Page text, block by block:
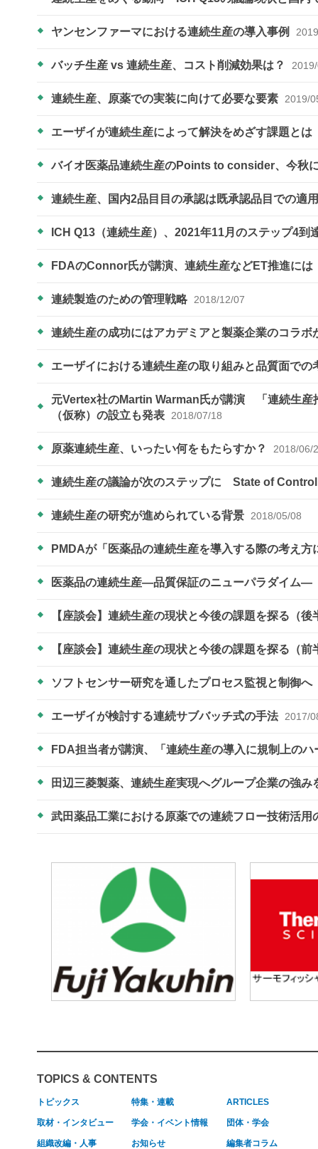
ヤンセンファーマにおける連続生産の導入事例
バッチ生産 vs 連続生産、コスト削減効果は？
連続生産、原薬での実装に向けて必要な要素 2019/
エーザイが連続生産によって解決をめざす課題とは
バイオ医薬品連続生産のPoints to consider、今秋
連続生産、国内2品目目の承認は既承認品目での適
ICH Q13（連続生産）、2021年11月のステップ4到
FDAのConnor氏が講演、連続生産などET推進に
連続製造のための管理戦略 2018/12/07
連続生産の成功にはアカデミアと製薬企業のコラ
エーザイにおける連続生産の取り組みと品質面での
元Vertex社のMartin Warman氏が講演 「連続生産
（仮称）の設立も発表
2018/07/18
原薬連続生産、いったい何をもたらすか？ 2018/06/
連続生産の議論が次のステップに State of
連続生産の研究が進められている背景 2018/05/08
PMDAが「医薬品の連続生産を導入する際の考え
医薬品の連続生産―品質保証のニューパラダイム―
【座談会】連続生産の現状と今後の課題を探る（後
【座談会】連続生産の現状と今後の課題を探る（前
ソフトセンサー研究を通したプロセス監視と制御へ
エーザイが検討する連続サブバッチ式の手法 2017/
FDA担当者が講演、「連続生産の導入に規制上の
田辺三菱製薬、連続生産実現へグループ企業の強
武田薬品工業における原薬での連続フロー技術活用
TOPICS & CONTENTS
トピックス 特集・連載 ARTICLES
取材・インタビュー 学会・イベント情報 団体・学会
組織改編・人事 お知らせ 編集者コラム